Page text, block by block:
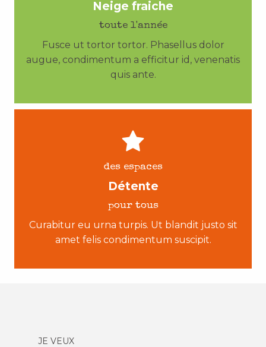
Neige fraiche
toute l'année
Fusce ut tortor tortor. Phasellus dolor
augue, condimentum a efficitur id, venenatis
quis ante.
des espaces
Détente
pour tous
Curabitur eu urna turpis. Ut blandit justo sit
amet felis condimentum suscipit.
JE VEUX